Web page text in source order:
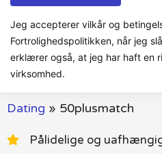
Jeg accepterer vilkår og
Fortrolighedspolitikken, når jeg
erklærer også, at jeg har haft en
virksomhed.
Dating » 50plusmatch
Pålidelige og